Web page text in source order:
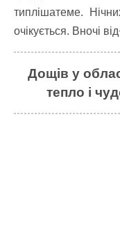
типлішатеме.
очікується. Вночі
Дощів у
тепло і